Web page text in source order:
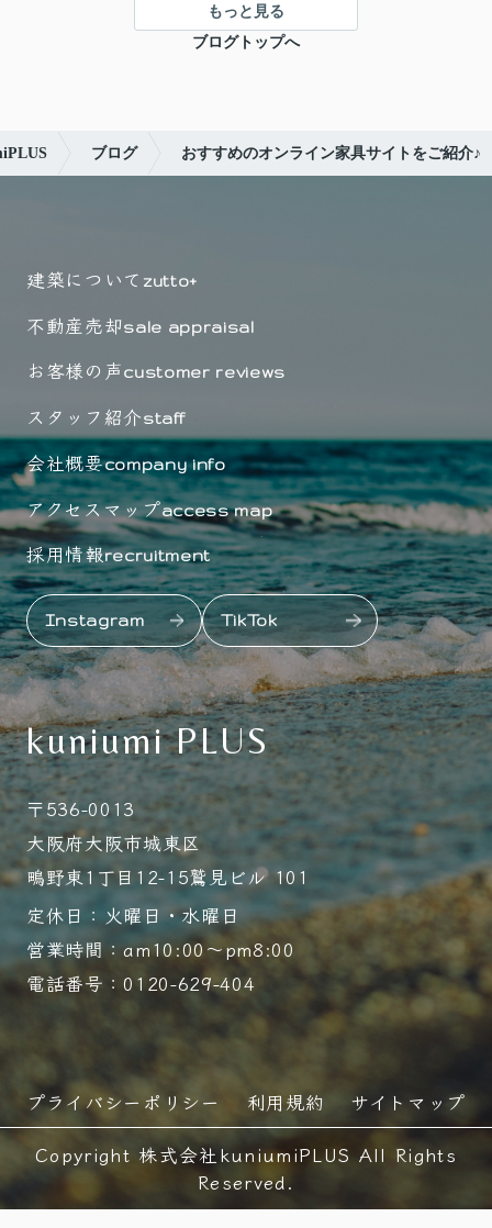
もっと見る
ブログトップへ
ブログ おすすめのオンライン家具サイトをご紹介♪
建築について zutto+
不動産売却sale appraisal
お客様の声customer reviews
スタッフ紹介staff
会社概要company info
アクセスマップaccess map
採用情報recruitment
Instagram TikTok
kuniumi PLUS
〒536-0013
大阪府大阪市城東区
鴫野東1丁目12-15鷲見ビル 101
定休日：火曜日・水曜日
営業時間：am10:00～pm8:00
電話番号：0120-629-404
プライバシーポリシー 利用規約
サイトマップ
Copyright 株式会社kuniumiPLUS All Rights
Reserved.